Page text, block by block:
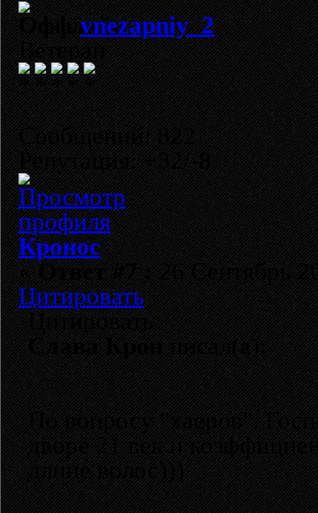
vnezapniy_2
Ветеран
Сообщений: 822
Репутация: +32/-8
Кронос
«Ответ #7 :26 Сентябрь
Цитировать
Цитировать
Слава Кронписал(а):
По вопросу "хаеров".
дворе 21 век и
длине волос)))